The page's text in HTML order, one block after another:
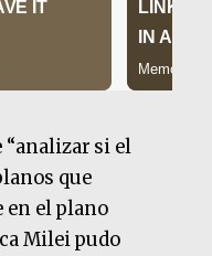
“analizar si el
que
en el plano
Milei pudo